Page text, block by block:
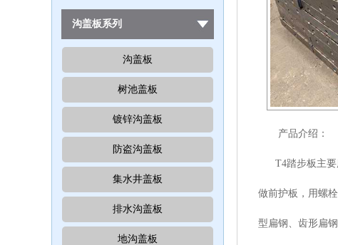
沟盖板系列
沟盖板
树池盖板
镀锌沟盖板
防盗沟盖板
集水井盖板
排水沟盖板
地沟盖板
产品介绍：
T4踏步板主要
做前护板，用螺
型扁钢、齿形扁